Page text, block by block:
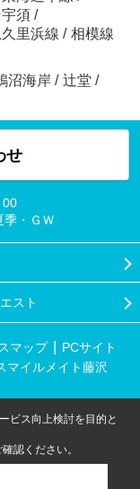
須 /
里浜線 / 相模線
沼海岸 / 辻堂 /
せ
00
季・ＧＷ
スト
マップ
PCサイト
イルメイト藤沢
ビス向上検討を目的と
認ください。